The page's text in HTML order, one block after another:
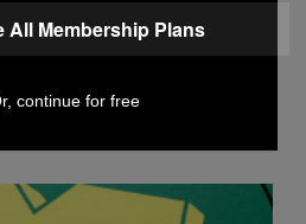
MISMO
All Membership Plans
continue for free